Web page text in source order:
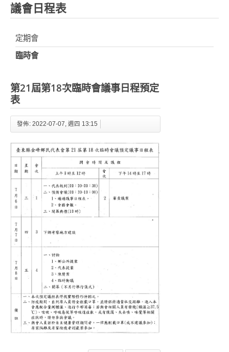
議會日程表
定期會
臨時會
第21屆第18次臨時會議事日程預定
表
發佈: 2022-07-07, 週四 13:15